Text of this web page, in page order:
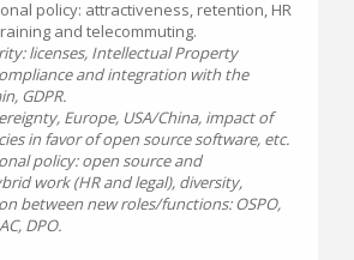
policy: attractiveness, retention, HR
and telecommuting.
licenses, Intellectual Property
and integration with the
GDPR.
Europe, USA/China, impact of
in favor of open source software, etc.
policy: open source and
work (HR and legal), diversity,
between new roles/functions: OSPO,
DPO.